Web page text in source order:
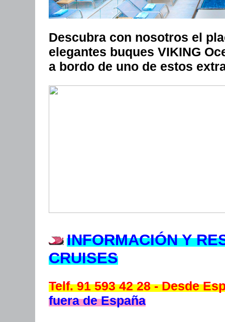
Descubra con nosotros el
elegantes buques VIKING
a bordo de uno de estos
INFORMACIÓN Y
CRUISES
Telf. 91 593 42 28 - Desde
fuera de España